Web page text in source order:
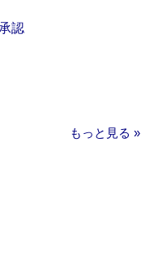
認
もっと見る »